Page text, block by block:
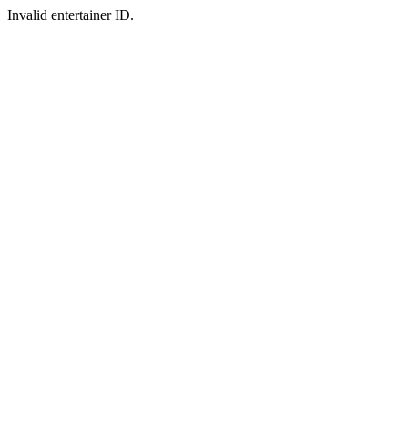
Invalid entertainer ID.